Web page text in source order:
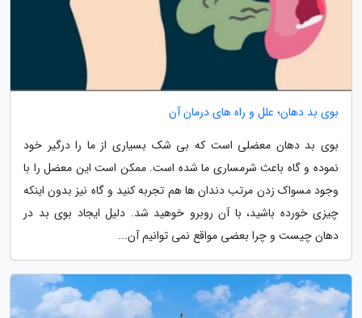
بوی بد دهان؛ علل و راه های درمان آن
بوی بد دهان معضلی است که بی شک بسیاری از ما را درگیر خود
نموده و گاه باعث شرمساری ما شده است. ممکن است این معضل را با
وجود مسواک زدن مرتب دندان ها هم تجربه کنید و گاه نیز بدون اینکه
چیزی خورده باشید، با آن روبرو خوهید شد. دلیل ایجاد بوی بد در
دهان چیست و چرا بعضی مواقع نمی توانیم آن...